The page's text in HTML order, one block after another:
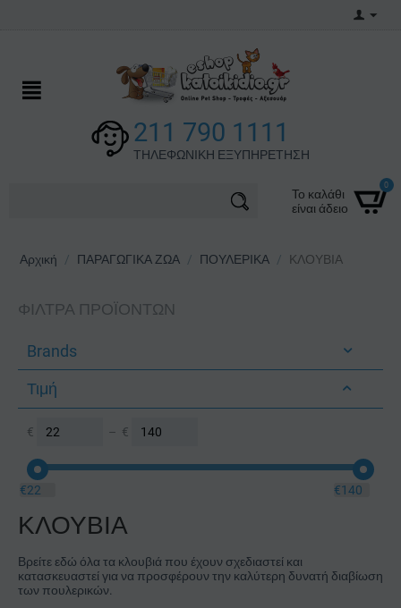
211 790 1111
ΤΗΛΕΦΩΝΙΚΗ ΕΞΥΠΗΡΕΤΗΣΗ
Το καλάθι
είναι άδειο
0
Αρχική / ΠΑΡΑΓΩΓΙΚΑ ΖΩΑ / ΠΟΥΛΕΡΙΚΑ / ΚΛΟΥΒΙΑ
ΦΊΛΤΡΑ ΠΡΟΪΌΝΤΩΝ
Brands
Τιμή
€ – €
€22 €140
ΚΛΟΥΒΙΑ
Βρείτε εδώ όλα τα κλουβιά που έχουν σχεδιαστεί και
κατασκευαστεί για να προσφέρουν την καλύτερη δυνατή διαβίωση
των πουλερικών.